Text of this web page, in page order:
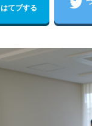
はてブする